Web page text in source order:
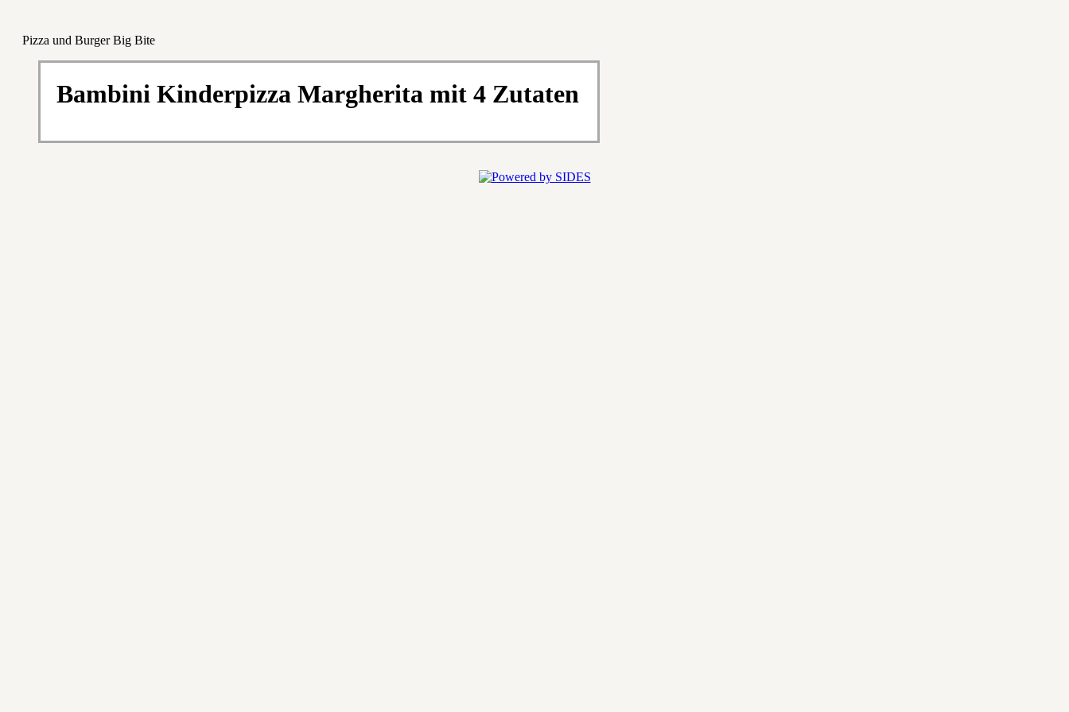
Pizza und Burger Big Bite
Bambini Kinderpizza Margherita mit 4 Zutaten